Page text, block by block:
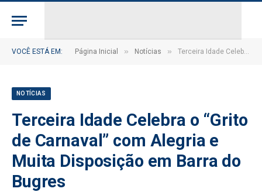
VOCÊ ESTÁ EM: Página Inicial » Notícias » Terceira Idade Celebra o “Grito de Carnaval” com Alegria e Muita Disposição em Barra do Bugres
NOTÍCIAS
Terceira Idade Celebra o “Grito
de Carnaval” com Alegria e
Muita Disposição em Barra do
Bugres